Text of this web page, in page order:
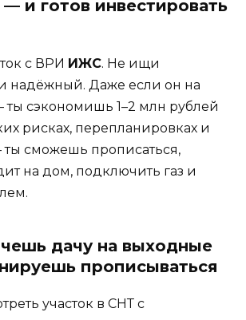
и готов инвестировать
с ВРИ ИЖС. Не ищи
Даже если он на
сэкономишь 1–2 млн рублей
рисках, перепланировках и
сможешь прописаться,
на дом, подключить газ и
дачу на выходные
прописываться
участок в СНТ с